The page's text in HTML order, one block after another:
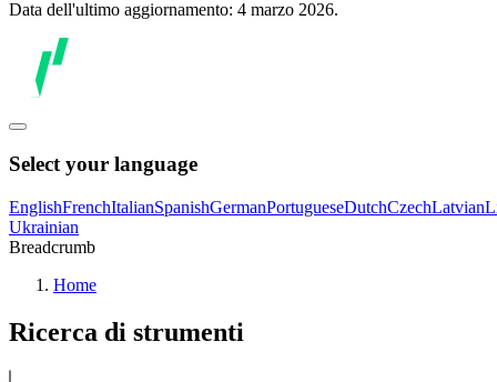
Data dell'ultimo aggiornamento: 4 marzo 2026.
Select your language
EnglishFrenchItalianSpanishGermanPortugueseDutchCzechLatvian
Ukrainian
Breadcrumb
Home
Ricerca di strumenti